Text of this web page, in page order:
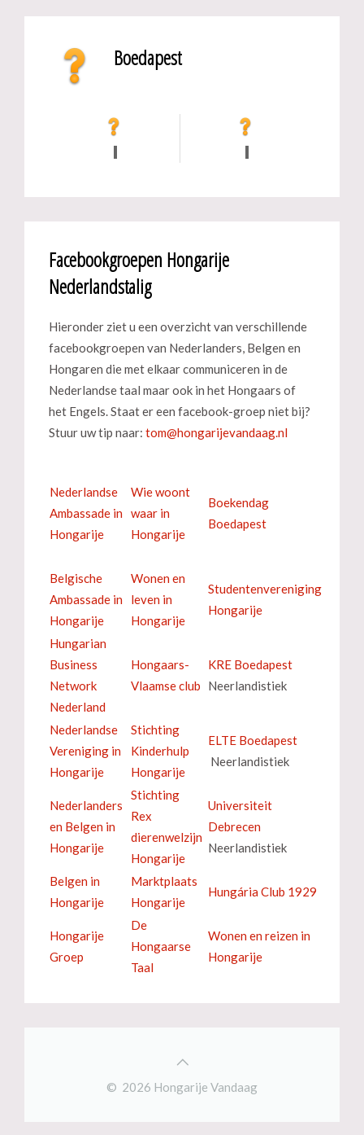
Boedapest
Facebookgroepen Hongarije
Nederlandstalig
Hieronder ziet u een overzicht van verschillende
facebookgroepen van Nederlanders, Belgen en
Hongaren die met elkaar communiceren in de
Nederlandse taal maar ook in het Hongaars of
het Engels. Staat er een facebook-groep niet bij?
Stuur uw tip naar:
Nederlandse
Ambassade in
Hongarije
Wie woont
waar in
Hongarije
Boekendag
Boedapest
Belgische
Ambassade in
Hongarije
Wonen en
leven in
Hongarije
Studentenvereniging
Hongarije
Hungarian
Business
Network
Nederland
Hongaars-
Vlaamse club
KRE Boedapest
Neerlandistiek
Nederlandse
Vereniging in
Hongarije
Stichting
Kinderhulp
Hongarije
ELTE Boedapest
Neerlandistiek
Nederlanders
en Belgen in
Hongarije
Stichting
Rex
dierenwelzijn
Hongarije
Universiteit
Debrecen
Neerlandistiek
Belgen in
Hongarije
Marktplaats
Hongarije
Hungária Club 1929
Hongarije
Groep
De
Hongaarse
Taal
Wonen en reizen in
Hongarije
© 2026 Hongarije Vandaag